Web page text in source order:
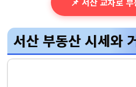
서산 부동산 시세와